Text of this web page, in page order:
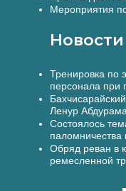
Мероприятия
Новости
Тренировка по
персонала при
Ленур
Состоялось
паломничества
Обряд реван в
ремесленной